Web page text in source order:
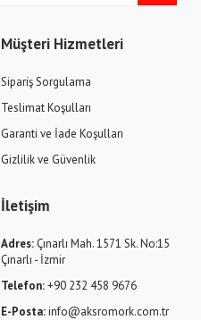
Müşteri Hizmetleri
Sipariş Sorgulama
Teslimat Koşulları
Garanti ve İade Koşulları
Gizlilik ve Güvenlik
İletişim
Adres: Çınarlı Mah. 1571 Sk. No:15
Çınarlı - İzmir
Telefon:+90 232 458 9676
E-Posta:info@aksromork.com.tr